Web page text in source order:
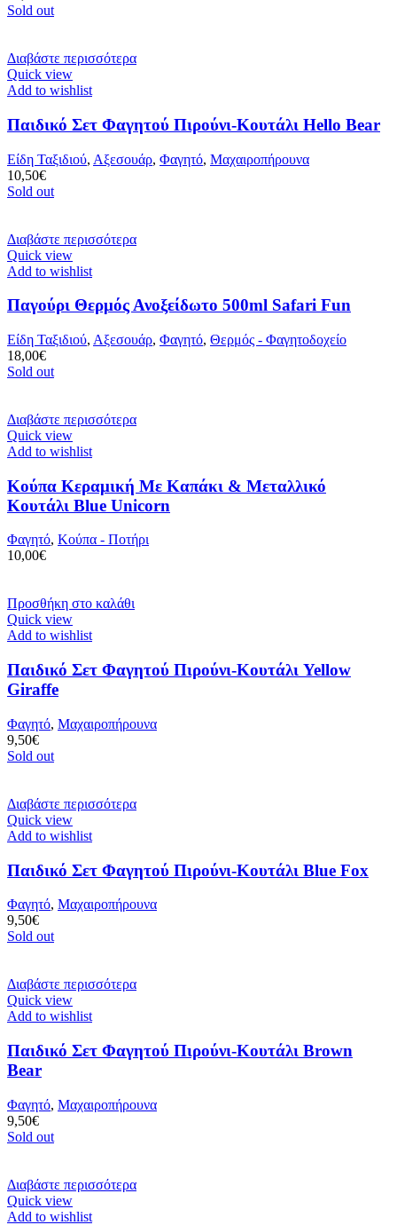
Sold out
Διαβάστε περισσότερα
Quick view
Add to wishlist
Παιδικό Σετ Φαγητού Πιρούνι-Κουτάλι Hello Bear
Είδη Ταξιδιού, Αξεσουάρ, Φαγητό, Μαχαιροπήρουνα
10,50€
Sold out
Διαβάστε περισσότερα
Quick view
Add to wishlist
Παγούρι Θερμός Ανοξείδωτο 500ml Safari Fun
Είδη Ταξιδιού, Αξεσουάρ, Φαγητό, Θερμός - Φαγητοδοχείο
18,00€
Sold out
Διαβάστε περισσότερα
Quick view
Add to wishlist
Κούπα Κεραμική Με Καπάκι & Μεταλλικό
Κουτάλι Blue Unicorn
Φαγητό, Κούπα - Ποτήρι
10,00€
Προσθήκη στο καλάθι
Quick view
Add to wishlist
Παιδικό Σετ Φαγητού Πιρούνι-Κουτάλι Yellow
Giraffe
Φαγητό, Μαχαιροπήρουνα
9,50€
Sold out
Διαβάστε περισσότερα
Quick view
Add to wishlist
Παιδικό Σετ Φαγητού Πιρούνι-Κουτάλι Blue Fox
Φαγητό, Μαχαιροπήρουνα
9,50€
Sold out
Διαβάστε περισσότερα
Quick view
Add to wishlist
Παιδικό Σετ Φαγητού Πιρούνι-Κουτάλι Brown
Bear
Φαγητό, Μαχαιροπήρουνα
9,50€
Sold out
Διαβάστε περισσότερα
Quick view
Add to wishlist